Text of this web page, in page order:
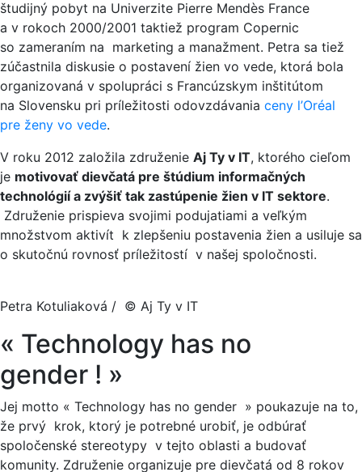
študijný pobyt na Univerzite Pierre Mendès France
a v rokoch 2000/2001 taktiež program Copernic
so zameraním na marketing a manažment. Petra sa tiež
zúčastnila diskusie o postavení žien vo vede, ktorá bola
organizovaná v spolupráci s Francúzskym inštitútom
na Slovensku pri príležitosti odovzdávania ceny l’Oréal
pre ženy vo vede.
V roku 2012 založila združenie Aj Ty v IT, ktorého cieľom
je motivovať dievčatá pre štúdium informačných
technológií a zvýšiť tak zastúpenie žien v IT sektore.
Združenie prispieva svojimi podujatiami a veľkým
množstvom aktivít k zlepšeniu postavenia žien a usiluje sa
o skutočnú rovnosť príležitostí v našej spoločnosti.
Petra Kotuliaková / © Aj Ty v IT
« Technology has no
gender ! »
Jej motto « Technology has no gender » poukazuje na to,
že prvý krok, ktorý je potrebné urobiť, je odbúrať
spoločenské stereotypy v tejto oblasti a budovať
komunity. Združenie organizuje pre dievčatá od 8 rokov